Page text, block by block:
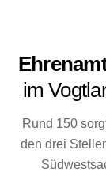
im
Rund 150
den drei